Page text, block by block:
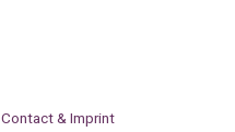
Contact & Imprint